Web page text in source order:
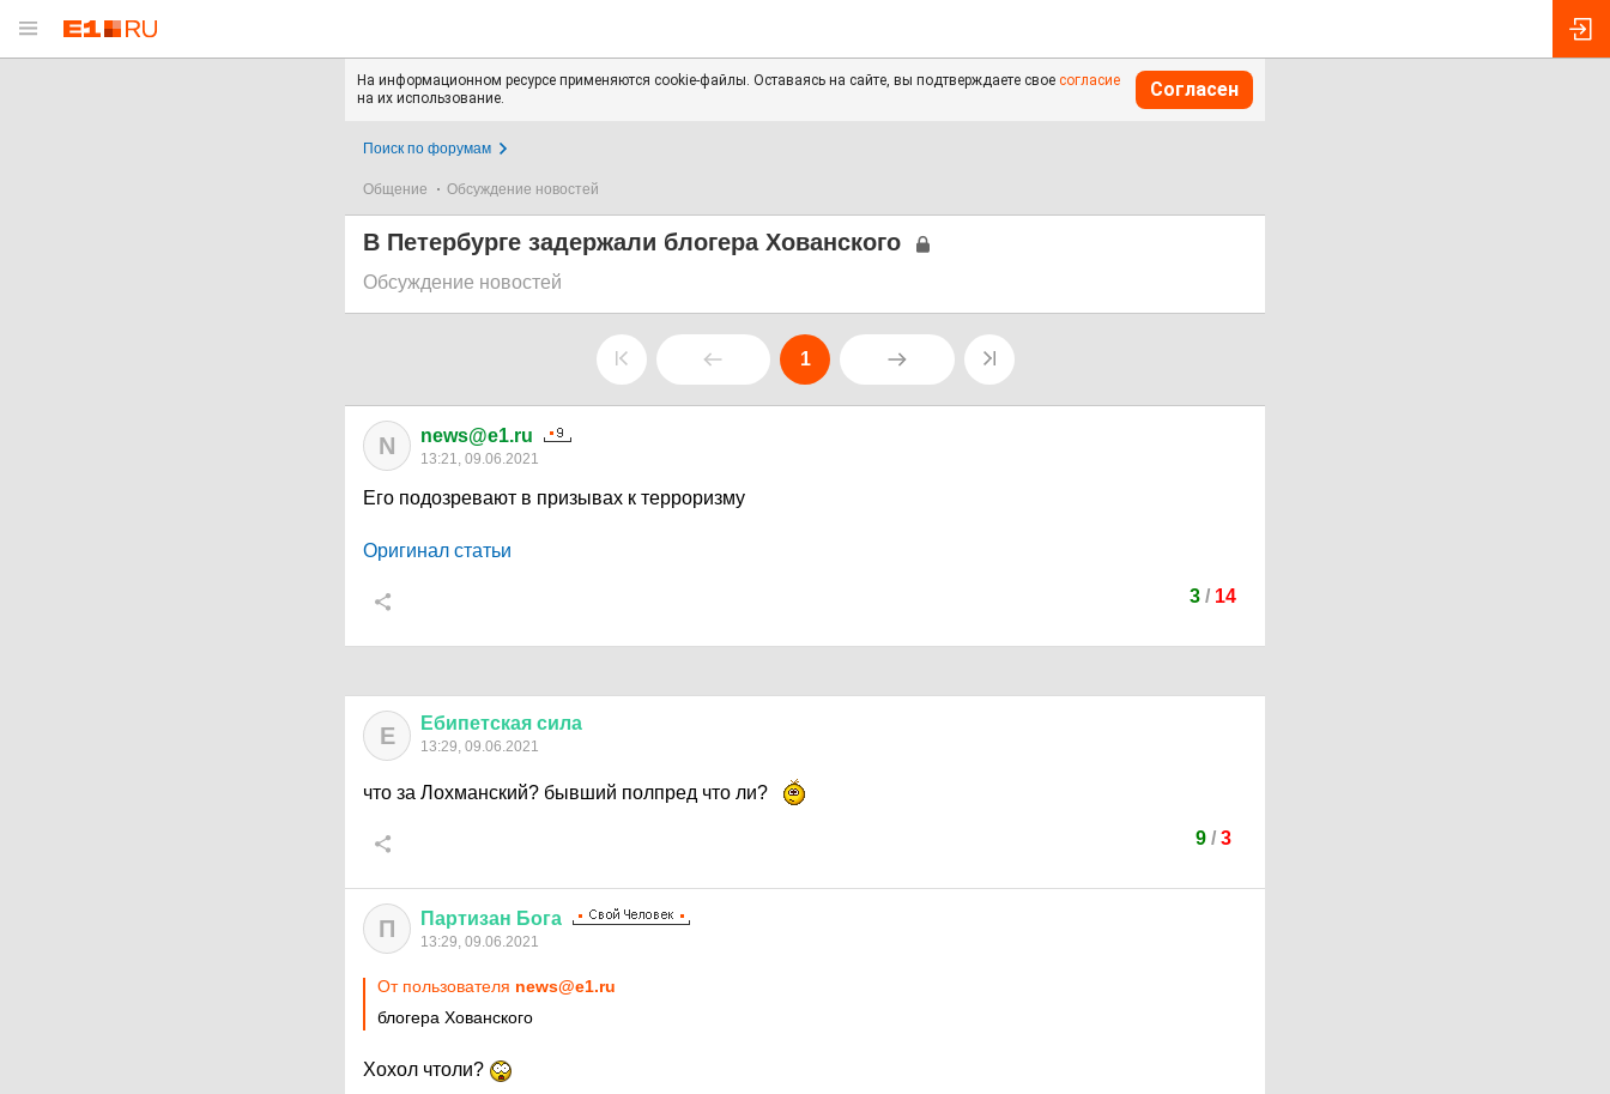
На информационном ресурсе применяются cookie-файлы. Оставаясь на сайте, вы подтверждаете свое согласие
на их использование.
Согласен
Поиск по форумам
Общение Обсуждение новостей
В Петербурге задержали блогера Хованского
Обсуждение новостей
1
N news@e1.ru
13:21, 09.06.2021
Его подозревают в призывах к терроризму
Оригинал статьи
3 / 14
Е Ебипетская сила
13:29, 09.06.2021
что за Лохманский? бывший полпред что ли?
9/ 3
П Партизан Бога
13:29, 09.06.2021
От пользователя news@e1.ru
блогера Хованского
Хохол чтоли?